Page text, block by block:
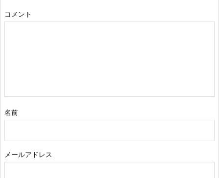
コメント
名前
メールアドレス